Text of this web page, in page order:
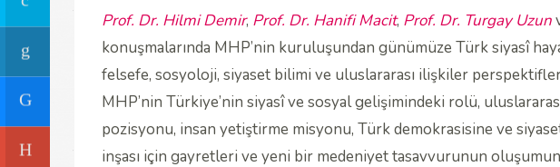
Prof. Dr. Hilmi Demir, Prof. Dr. Hanifi Macit, Prof. Dr. Turgay Uzun
konuşmalarında MHP’nin kuruluşundan günümüze Türk siyasî
felsefe, sosyoloji, siyaset bilimi ve uluslararası ilişkiler
MHP’nin Türkiye’nin siyasî ve sosyal gelişimindeki rolü,
pozisyonu, insan yetiştirme misyonu, Türk demokrasisine ve
inşası için gayretleri ve yeni bir medeniyet tasavvurunun